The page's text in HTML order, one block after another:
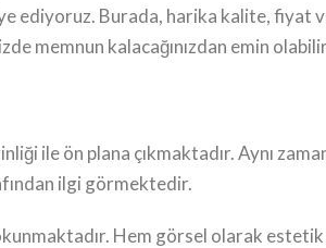
ediyoruz. Burada, harika kalite, fiyat
memnun kalacağınızdan emin
ile ön plana çıkmaktadır. Aynı
ilgi görmektedir.
Hem görsel olarak